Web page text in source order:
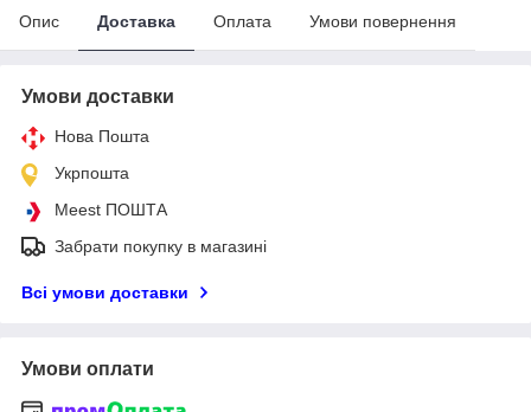
Опис Доставка Оплата Умови повернення
Умови доставки
Нова Пошта
Укрпошта
Meest ПОШТА
Забрати покупку в магазині
Всі умови доставки
Умови оплати